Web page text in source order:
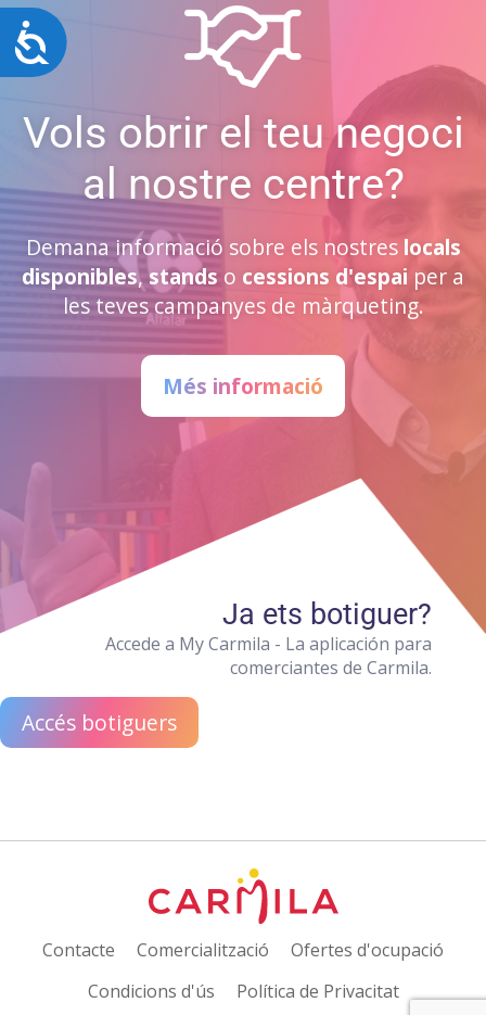
Accessibilitat
Vols obrir el teu negoci
al nostre centre?
Demana informació sobre els nostres locals
disponibles,stands o cessions d'espai per a
les teves campanyes de màrqueting.
Més informació
Ja ets botiguer?
Accede a My Carmila - La aplicación para
comerciantes de Carmila.
Accés botiguers
Contacte Comercialització
Ofertes d'ocupació
Condicions d'ús
Política de Privacitat